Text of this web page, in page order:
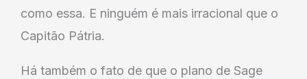
como essa. E ninguém é mais irracional que o
Capitão Pátria.
Há também o fato de que o plano de Sage